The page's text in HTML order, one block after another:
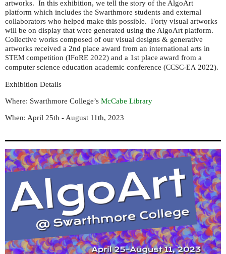
artworks. In this exhibition, we tell the story of the AlgoArt
platform which includes the Swarthmore students and external
collaborators who helped make this possible. Forty visual artworks
will be on display that were generated using the AlgoArt platform.
Collective works composed of our visual designs & generative
artworks received a 2nd place award from an international arts in
STEM competition (IFoRE 2022) and a 1st place award from a
computer science education academic conference (CCSC-EA 2022).
Exhibition Details
Where: Swarthmore College’s McCabe Library
When: April 25th - August 11th, 2023